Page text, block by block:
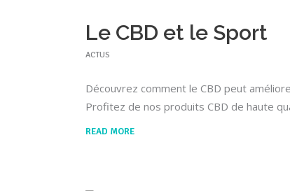
Le CBD et le Sport
ACTUS
Découvrez comment le CBD peut
Profitez de nos produits CBD de haute
READ MORE